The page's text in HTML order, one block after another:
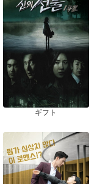
ギフト